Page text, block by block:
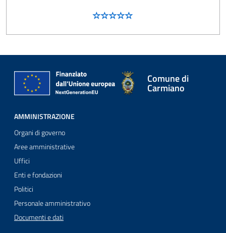
Comune di
Carmiano
AMMINISTRAZIONE
Organi di governo
Aree amministrative
Uffici
Enti e fondazioni
Politici
Personale amministrativo
Documenti e dati